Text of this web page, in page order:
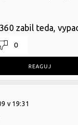
zabil teda,
0
REAGUJ
v 19:31